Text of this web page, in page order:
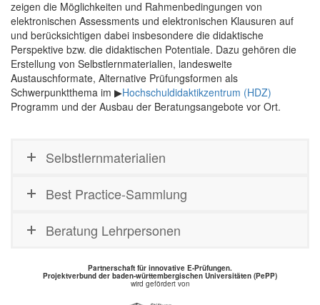
zeigen die Möglichkeiten und Rahmenbedingungen von
elektronischen Assessments und elektronischen Klausuren auf
und berücksichtigen dabei insbesondere die didaktische
Perspektive bzw. die didaktischen Potentiale. Dazu gehören die
Erstellung von Selbstlernmaterialien, landesweite
Austauschformate, Alternative Prüfungsformen als
Schwerpunktthema im ▶Hochschuldidaktikzentrum (HDZ)
Programm und der Ausbau der Beratungsangebote vor Ort.
Selbstlernmaterialien
Best Practice-Sammlung
Beratung Lehrpersonen
Partnerschaft für innovative E-Prüfungen.
Projektverbund der baden-württembergischen Universitäten (PePP)
wird gefördert von